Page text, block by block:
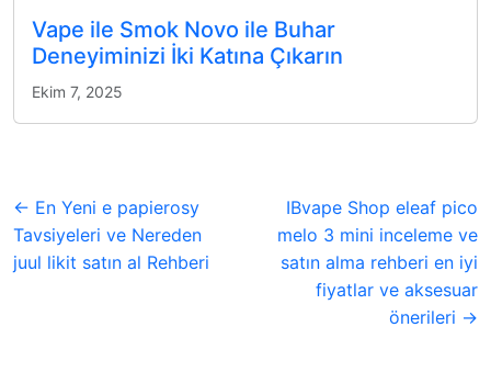
Vape ile Smok Novo ile Buhar
Deneyiminizi İki Katına Çıkarın
Ekim 7, 2025
← En Yeni e papierosy
Tavsiyeleri ve Nereden
juul likit satın al Rehberi
IBvape Shop eleaf pico
melo 3 mini inceleme ve
satın alma rehberi en iyi
fiyatlar ve aksesuar
önerileri →